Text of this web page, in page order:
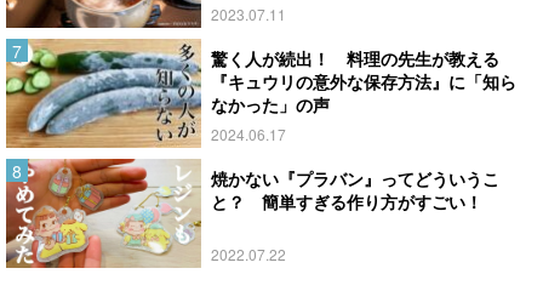
2023.07.11
驚く人が続出！ 料理の先生が教える
『キュウリの意外な保存方法』に「知ら
なかった」の声
2024.06.17
焼かない『プラバン』ってどういうこ
と？ 簡単すぎる作り方がすごい！
2022.07.22